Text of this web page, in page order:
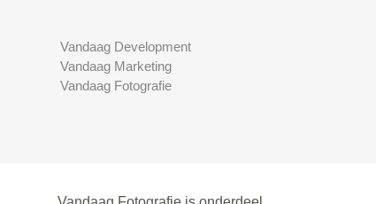
Vandaag Development
Vandaag Marketing
Vandaag Fotografie